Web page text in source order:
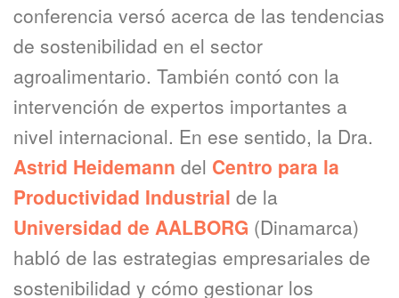
conferencia versó acerca de las tendencias
de sostenibilidad en el sector
agroalimentario. También contó con la
intervención de expertos importantes a
nivel internacional. En ese sentido, la Dra.
Astrid Heidemann del Centro para la
Productividad Industrial de la
Universidad de AALBORG (Dinamarca)
habló de las estrategias empresariales de
sostenibilidad y cómo gestionar los